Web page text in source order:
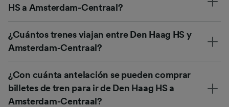
HS a Amsterdam-Centraal?
¿Cuántos trenes viajan entre Den Haag HS y
Amsterdam-Centraal?
¿Con cuánta antelación se pueden comprar
billetes de tren para ir de Den Haag HS a
Amsterdam-Centraal?